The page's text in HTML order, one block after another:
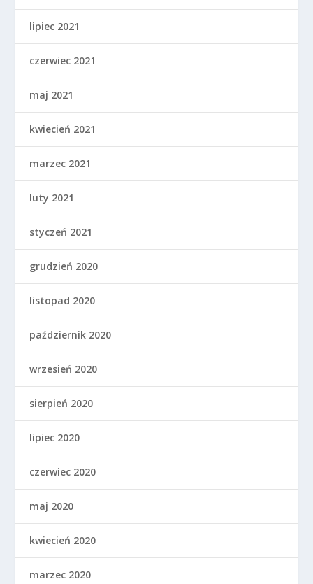
lipiec 2021
czerwiec 2021
maj 2021
kwiecień 2021
marzec 2021
luty 2021
styczeń 2021
grudzień 2020
listopad 2020
październik 2020
wrzesień 2020
sierpień 2020
lipiec 2020
czerwiec 2020
maj 2020
kwiecień 2020
marzec 2020